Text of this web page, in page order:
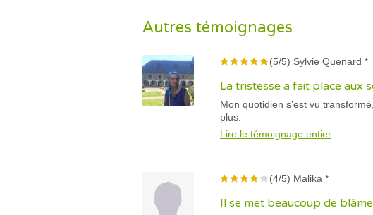
Autres témoignages
(5/5) Sylvie Quenard *
La tristesse a fait place aux
Mon quotidien s’est vu
plus.
Lire le témoignage entier
(4/5) Malika *
Il se met beaucoup de